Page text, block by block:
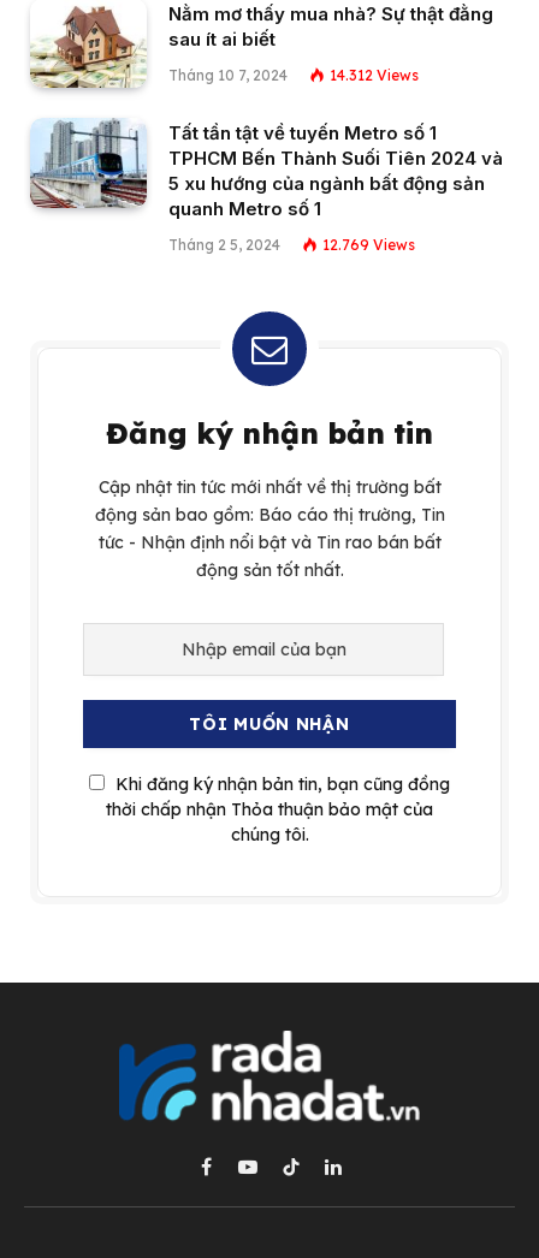
Nằm mơ thấy mua nhà? Sự thật đằng
sau ít ai biết
Tháng 10 7, 2024 14.312 Views
Tất tần tật về tuyến Metro số 1
TPHCM Bến Thành Suối Tiên 2024 và
5 xu hướng của ngành bất động sản
quanh Metro số 1
Tháng 2 5, 2024 12.769 Views
Đăng ký nhận bản tin
Cập nhật tin tức mới nhất về thị trường bất
động sản bao gồm: Báo cáo thị trường, Tin
tức - Nhận định nổi bật và Tin rao bán bất
động sản tốt nhất.
Khi đăng ký nhận bản tin, bạn cũng đồng
thời chấp nhận Thỏa thuận bảo mật của
chúng tôi.
Facebook
YouTubeTikTokLinkedIn